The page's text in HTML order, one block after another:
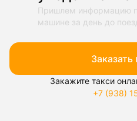
Пришлем информацию
машине за день до
Заказать
Закажите такси
+7 (938)